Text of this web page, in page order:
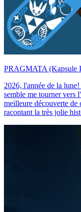
PRAGMATA (Kapsule
2026, l'année de la
semble me tourner vers
meilleure découverte de
racontant la très jolie